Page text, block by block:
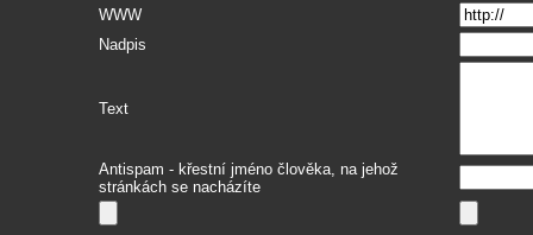
WWW
Nadpis
Text
Antispam - křestní jméno člověka, na jehož
stránkách se nacházíte